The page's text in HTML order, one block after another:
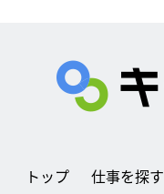
トップ 仕事を探す